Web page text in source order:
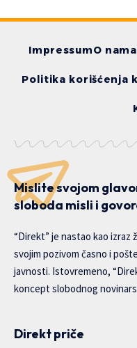
ImpressumO nama
Politika korišćenja
Mislite svojom
sloboda misli i
“Direkt” je nastao kao izraz
svojim pozivom časno i
javnosti. Istovremeno,
koncept slobodnog
Direkt priče